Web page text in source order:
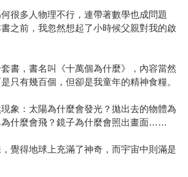
很多人物理不行，連帶著數學也成問題
之前，我忽然想起了小時候父親對我的啟
書，書名叫《十萬個為什麼》，內容當然
只有幾百個，但卻是我童年的精神食糧。
象：太陽為什麼會發光？拋出去的物體為
為什麼會飛？鏡子為什麼會照出畫面……
覺得地球上充滿了神奇，而宇宙中則滿是